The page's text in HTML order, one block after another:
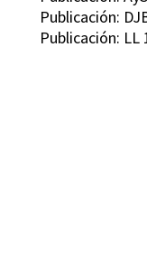
Publicación:
Publicación: LL